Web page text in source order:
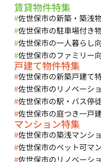
賃貸物件特集
#佐世保市の新築・築浅
#佐世保市の駐車場付き
#佐世保市の一人暮らし
#佐世保市のファミリー
戸建て物件特集
#佐世保市の新築戸建て
#佐世保市のリノベーシ
#佐世保市の駅・バス停
#佐世保市の庭つき一戸
マンション特集
#佐世保市の築浅マンシ
#佐世保市のペット可マ
#佐世保市のリノベーシ